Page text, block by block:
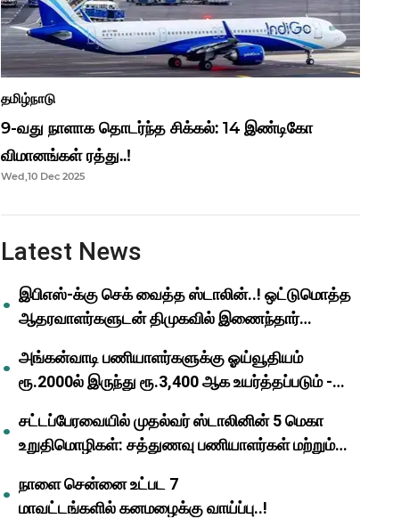
தமிழ்நாடு
9-வது நாளாக தொடர்ந்த சிக்கல்: 14 இண்டிகோ
விமானங்கள் ரத்து..!
Wed,10 Dec 2025
Latest News
இபிஎஸ்-க்கு செக் வைத்த ஸ்டாலின்..! ஒட்டுமொத்த
ஆதரவாளர்களுடன் திமுகவில் இணைந்தார்
அங்கன்வாடி பணியாளர்களுக்கு ஓய்வூதியம்
ரூ.2000ல் இருந்து ரூ.3,400 ஆக உயர்த்தப்படும் -
சட்டப்பேரவையில் முதல்வர் ஸ்டாலினின் 5 மெகா
உறுதிமொழிகள்: சத்துணவு பணியாளர்கள் மற்றும்
நாளை சென்னை உட்பட 7
மாவட்டங்களில் கனமழைக்கு வாய்ப்பு..!